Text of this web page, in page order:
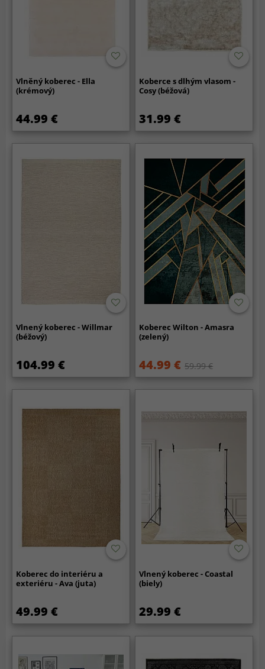
Vlněný koberec - Ella
(krémový)
44.99 €
Koberce s dlhým vlasom -
Cosy (béžová)
31.99 €
Vlnený koberec - Willmar
(béžový)
104.99 €
Koberec Wilton - Amasra
(zelený)
44.99 € 59.99 €
Koberec do interiéru a
exteriéru - Ava (juta)
49.99 €
Vlnený koberec - Coastal
(biely)
29.99 €